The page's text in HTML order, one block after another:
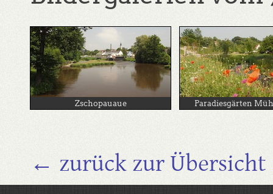
Zschopauaue Paradiesgärten
← zurück zur Übersicht